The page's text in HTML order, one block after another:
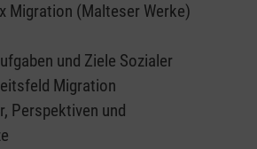
Migration (Malteser Werke)
und Ziele Sozialer
Migration
Perspektiven und